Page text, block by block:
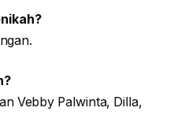
Vebby Palwinta, Dilla,